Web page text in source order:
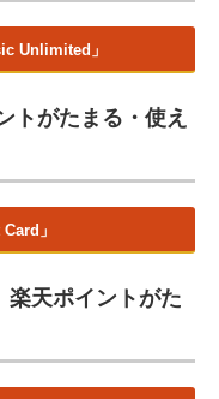
Unlimited」
トがたまる・使え
」
天ポイントがた